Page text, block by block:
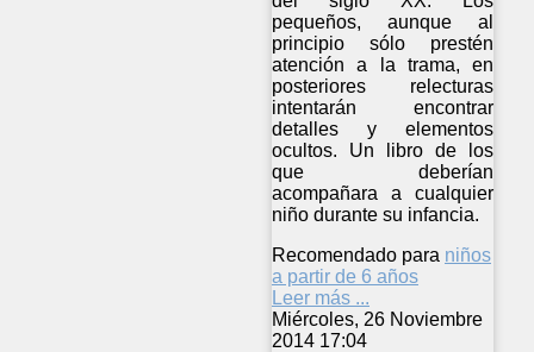
pequeños, aunque al
principio sólo prestén
atención a la trama, en
posteriores relecturas
intentarán encontrar
detalles y elementos
ocultos. Un libro de los
que deberían
acompañara a cualquier
niño durante su infancia.
Recomendado para niños
a partir de 6 años
Leer más ...
Miércoles, 26 Noviembre
2014 17:04